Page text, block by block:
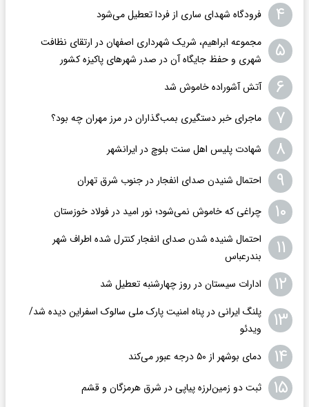
۴ فرودگاه ‌شهدای ساری از فردا تعطیل می‌شود
۵
مجموعه ابراهیم، شریک شهرداری اصفهان در ارتقای نظافت
شهری و حفظ جایگاه آن در صدر شهرهای پاکیزه کشور
۶ آتش آشوراده خاموش شد
۷ ماجرای خبر دستگیری بمب‌گذاران در مرز مهران چه بود؟
۸ شهادت پلیس اهل سنت بلوچ در ایرانشهر
۹ احتمال شنیدن صدای انفجار در جنوب شرق تهران
۱۰ چراغی که خاموش نمی‌شود؛ نور امید در فولاد خوزستان
۱۱
احتمال شنیده شدن صدای انفجار کنترل شده اطراف شهر
بندرعباس
۱۲ ادارات سیستان در روز چهارشنبه تعطیل شد
۱۳
پلنگ ایرانی در پناه امنیت پارک ملی سالوک اسفراین دیده شد/
ویدئو
۱۴ دمای بوشهر از ۵۰ درجه عبور می‌کند
۱۵ ثبت دو زمین‌لرزه پیاپی در شرق هرمزگان و قشم